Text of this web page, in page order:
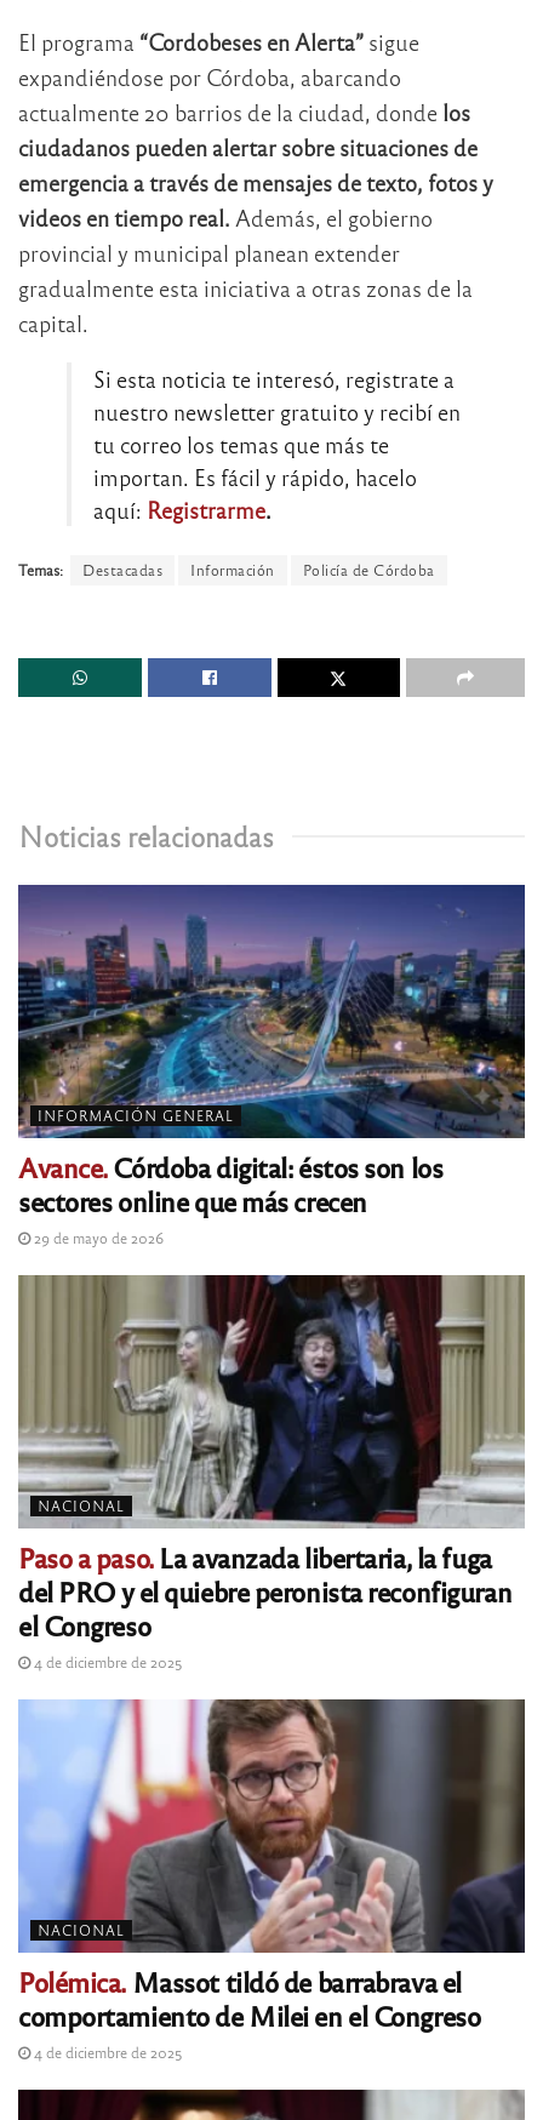
El programa “Cordobeses en Alerta” sigue
expandiéndose por Córdoba, abarcando
actualmente 20 barrios de la ciudad, donde los
ciudadanos pueden alertar sobre situaciones de
emergencia a través de mensajes de texto, fotos y
videos en tiempo real. Además, el gobierno
provincial y municipal planean extender
gradualmente esta iniciativa a otras zonas de la
capital.
Si esta noticia te interesó, registrate a
nuestro newsletter gratuito y recibí en
tu correo los temas que más te
importan. Es fácil y rápido, hacelo
aquí: Registrarme.
Temas: Destacadas Información Policía de Córdoba
Noticias relacionadas
INFORMACIÓN GENERAL
Avance.Córdoba digital: éstos son los
sectores online que más crecen
29 de mayo de 2026
NACIONAL
Paso a paso.La avanzada libertaria, la fuga
del PRO y el quiebre peronista reconfiguran
el Congreso
4 de diciembre de 2025
NACIONAL
Polémica. Massot tildó de barrabrava el
comportamiento de Milei en el Congreso
4 de diciembre de 2025